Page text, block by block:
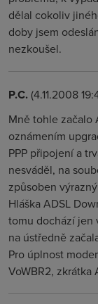
dělal cokoliv
doby jsem
nezkoušel.
P.C. (4.11.2008
Mně tohle začalo
oznámením
PPP připojení a
nesváděl, na
způsoben
Hláška ADSL
tomu dochází jen
na ústředně
Pro úplnost
VoWBR2, zkrátka